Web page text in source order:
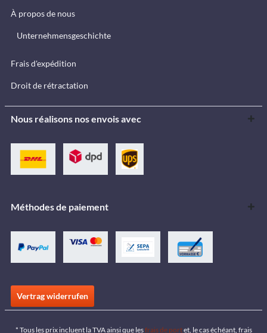
À propos de nous
Unternehmensgeschichte
Frais d'expédition
Droit de rétractation
Nous réalisons nos envois avec
Méthodes de paiement
Vertrag widerrufen
* Tous les prix incluent la TVA ainsi que lesfrais de portet, le cas échéant, frais